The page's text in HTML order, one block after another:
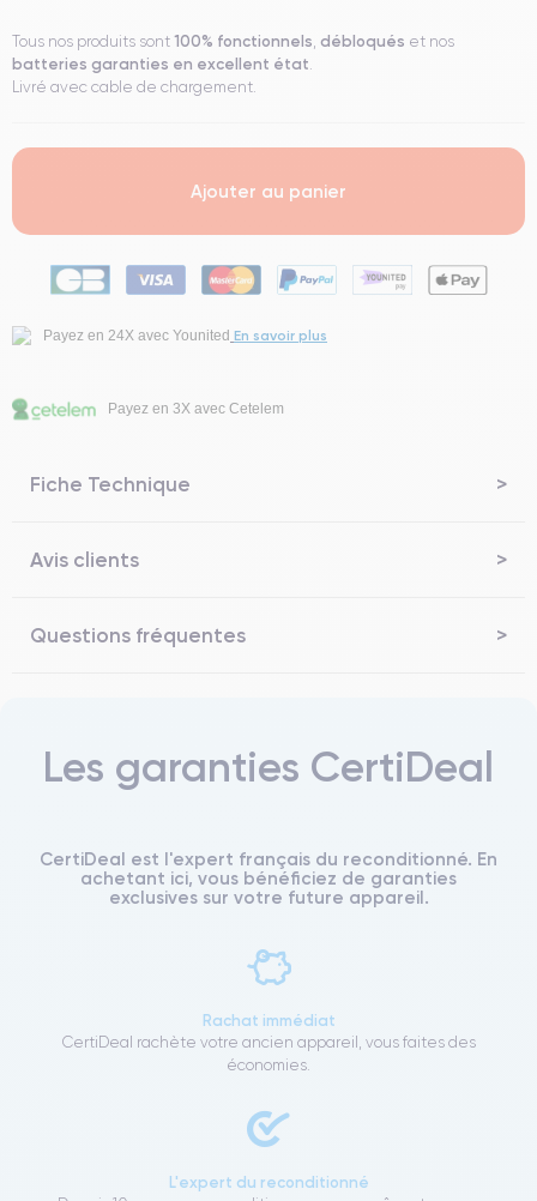
Tous nos produits sont 100% fonctionnels, débloqués et nos
batteries garanties en excellent état.
Livré avec cable de chargement.
Ajouter au panier
Payez en 24X avec Younited En savoir plus
Payez en 3X avec Cetelem
Fiche Technique
Avis clients
Questions fréquentes
Les garanties CertiDeal
CertiDeal est l'expert français du reconditionné. En
achetant ici, vous bénéficiez de garanties
exclusives sur votre future appareil.
Rachat immédiat
CertiDeal rachète votre ancien appareil, vous faites des
économies.
L'expert du reconditionné